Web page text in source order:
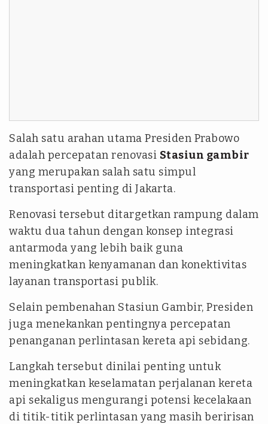
Salah satu arahan utama Presiden Prabowo
adalah percepatan renovasi Stasiun gambir
yang merupakan salah satu simpul
transportasi penting di Jakarta.
Renovasi tersebut ditargetkan rampung dalam
waktu dua tahun dengan konsep integrasi
antarmoda yang lebih baik guna
meningkatkan kenyamanan dan konektivitas
layanan transportasi publik.
Selain pembenahan Stasiun Gambir, Presiden
juga menekankan pentingnya percepatan
penanganan perlintasan kereta api sebidang.
Langkah tersebut dinilai penting untuk
meningkatkan keselamatan perjalanan kereta
api sekaligus mengurangi potensi kecelakaan
di titik-titik perlintasan yang masih beririsan